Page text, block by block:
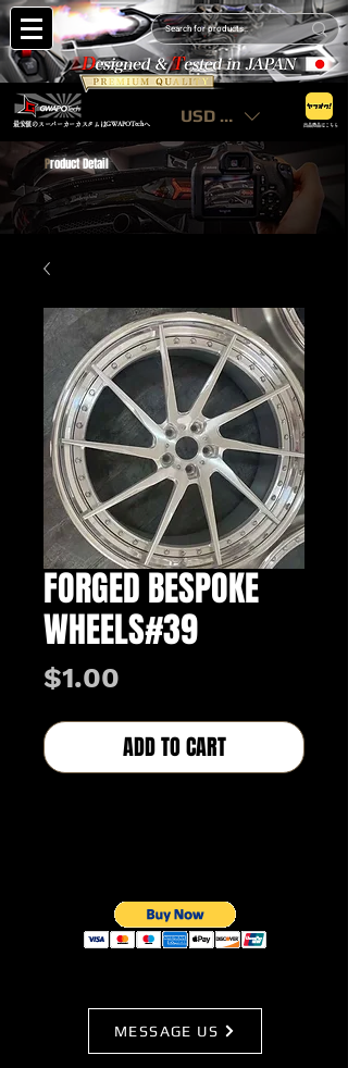
最安値のスーパーカーカスタムはGWAPOTechへ USD ($) 出品商品はこちら
Product Detail
FORGED BESPOKE
WHEELS#39
$1.00
ADD TO CART
MESSAGE US